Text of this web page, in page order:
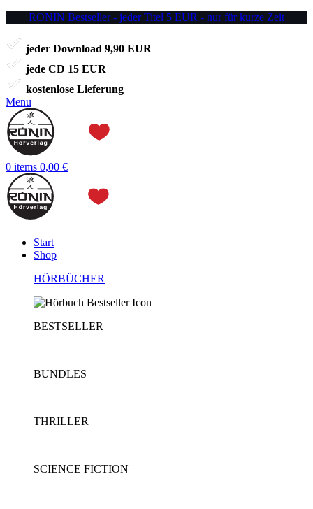
RONIN Bestseller - jeder Titel 5 EUR - nur für kurze Zeit
jeder Download 9,90 EUR
jede CD 15 EUR
kostenlose Lieferung
Menu
0 items 0,00 €
Start
Shop
HÖRBÜCHER
BESTSELLER
BUNDLES
THRILLER
SCIENCE FICTION